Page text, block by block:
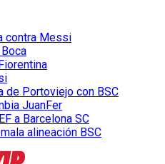
contra Messi
de Portoviejo con BSC
JuanFer
a Barcelona SC
alineación BSC